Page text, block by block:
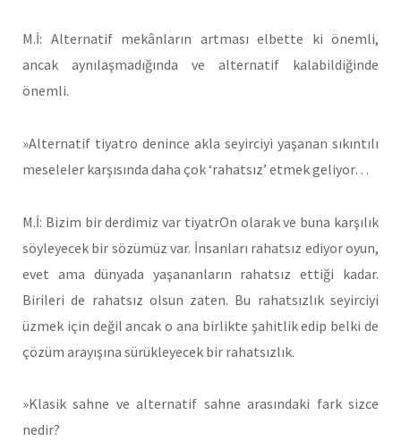
M.İ: Alternatif mekânların artması elbette ki önemli,
ancak aynılaşmadığında ve alternatif kalabildiğinde
önemli.
»Alternatif tiyatro denince akla seyirciyi yaşanan sıkıntılı
meseleler karşısında daha çok ‘rahatsız’ etmek geliyor…
M.İ: Bizim bir derdimiz var tiyatrOn olarak ve buna karşılık
söyleyecek bir sözümüz var. İnsanları rahatsız ediyor oyun,
evet ama dünyada yaşananların rahatsız ettiği kadar.
Birileri de rahatsız olsun zaten. Bu rahatsızlık seyirciyi
üzmek için değil ancak o ana birlikte şahitlik edip belki de
çözüm arayışına sürükleyecek bir rahatsızlık.
»Klasik sahne ve alternatif sahne arasındaki fark sizce
nedir?